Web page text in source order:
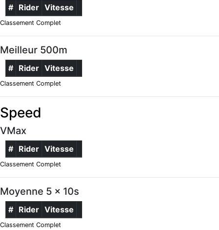
# Rider Vitesse
Classement Complet
Meilleur 500m
# Rider Vitesse
Classement Complet
Speed
VMax
# Rider Vitesse
Classement Complet
Moyenne 5 x 10s
# Rider Vitesse
Classement Complet